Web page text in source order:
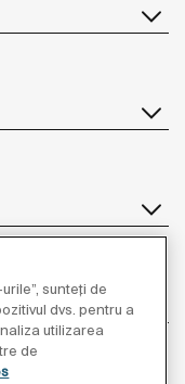
sunteți de
dvs. pentru a
utilizarea
de